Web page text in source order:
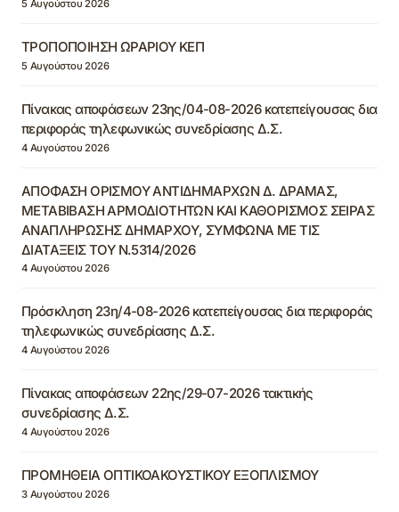
5 Αυγούστου 2026
ΤΡΟΠΟΠΟΙΗΣΗ ΩΡΑΡΙΟΥ ΚΕΠ
5 Αυγούστου 2026
Πίνακας αποφάσεων 23ης/04-08-2026 κατεπείγουσας δια
περιφοράς τηλεφωνικώς συνεδρίασης Δ.Σ.
4 Αυγούστου 2026
ΑΠΟΦΑΣΗ ΟΡΙΣΜΟΥ ΑΝΤΙΔΗΜΑΡΧΩΝ Δ. ΔΡΑΜΑΣ,
ΜΕΤΑΒΙΒΑΣΗ ΑΡΜΟΔΙΟΤΗΤΩΝ ΚΑΙ ΚΑΘΟΡΙΣΜΟΣ ΣΕΙΡΑΣ
ΑΝΑΠΛΗΡΩΣΗΣ ΔΗΜΑΡΧΟΥ, ΣΥΜΦΩΝΑ ΜΕ ΤΙΣ
ΔΙΑΤΑΞΕΙΣ ΤΟΥ Ν.5314/2026
4 Αυγούστου 2026
Πρόσκληση 23η/4-08-2026 κατεπείγουσας δια περιφοράς
τηλεφωνικώς συνεδρίασης Δ.Σ.
4 Αυγούστου 2026
Πίνακας αποφάσεων 22ης/29-07-2026 τακτικής
συνεδρίασης Δ.Σ.
4 Αυγούστου 2026
ΠΡΟΜΗΘΕΙΑ ΟΠΤΙΚΟΑΚΟΥΣΤΙΚΟΥ ΕΞΟΠΛΙΣΜΟΥ
3 Αυγούστου 2026